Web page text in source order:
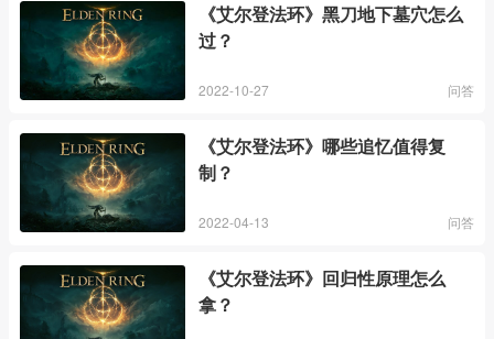
《艾尔登法环》黑刀地下墓穴怎么
过？
2022-10-27 问答
《艾尔登法环》哪些追忆值得复
制？
2022-04-13 问答
《艾尔登法环》回归性原理怎么
拿？